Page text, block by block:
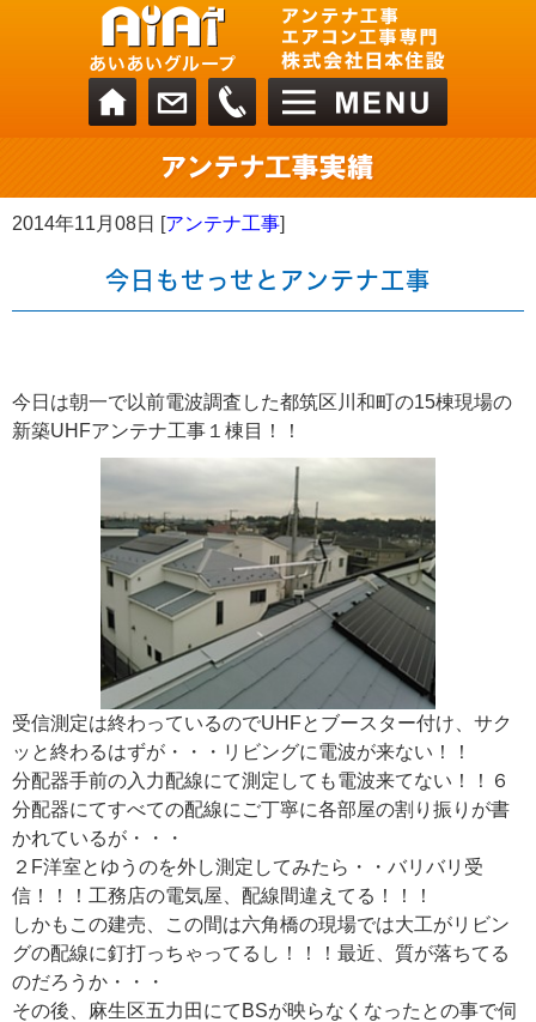
2014年11月08日 [アンテナ工事]
今日もせっせとアンテナ工事
今日は朝一で以前電波調査した都筑区川和町の15棟現場の
新築UHFアンテナ工事１棟目！！
受信測定は終わっているのでUHFとブースター付け、サク
ッと終わるはずが・・・リビングに電波が来ない！！
分配器手前の入力配線にて測定しても電波来てない！！６
分配器にてすべての配線にご丁寧に各部屋の割り振りが書
かれているが・・・
２F洋室とゆうのを外し測定してみたら・・バリバリ受
信！！！工務店の電気屋、配線間違えてる！！！
しかもこの建売、この間は六角橋の現場では大工がリビン
グの配線に釘打っちゃってるし！！！最近、質が落ちてる
のだろうか・・・
その後、麻生区五力田にてBSが映らなくなったとの事で伺